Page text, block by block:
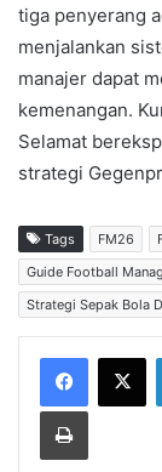
tiga penyerang
menjalankan
manajer dapat
kemenangan.
Selamat
strategi
Tags FM26
Guide Football
Strategi Sepak Bola